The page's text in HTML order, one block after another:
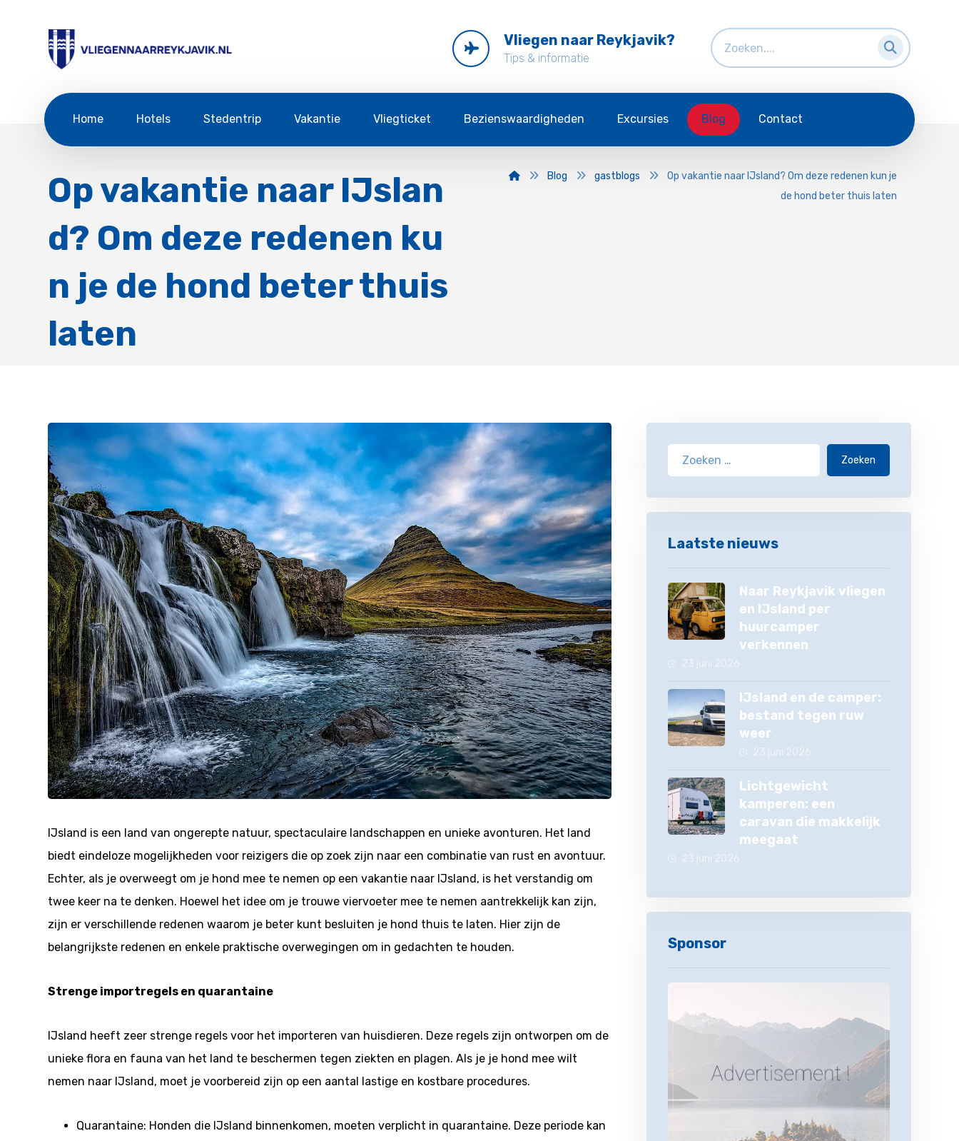
Vliegen naar Reykjavik?
Tips & informatie
Home Hotels Stedentrip Vakantie Vliegticket Bezienswaardigheden Excursies Blog Contact
Op vakantie naar IJslan
d? Om deze redenen ku
n je de hond beter thuis
laten
Blog gastblogs
Op vakantie naar IJsland? Om deze redenen kun je
de hond beter thuis laten
IJsland is een land van ongerepte natuur, spectaculaire landschappen en unieke avonturen. Het land
biedt eindeloze mogelijkheden voor reizigers die op zoek zijn naar een combinatie van rust en avontuur.
Echter, als je overweegt om je hond mee te nemen op een vakantie naar IJsland, is het verstandig om
twee keer na te denken. Hoewel het idee om je trouwe viervoeter mee te nemen aantrekkelijk kan zijn,
zijn er verschillende redenen waarom je beter kunt besluiten je hond thuis te laten. Hier zijn de
belangrijkste redenen en enkele praktische overwegingen om in gedachten te houden.
Strenge importregels en quarantaine
IJsland heeft zeer strenge regels voor het importeren van huisdieren. Deze regels zijn ontworpen om de
unieke flora en fauna van het land te beschermen tegen ziekten en plagen. Als je je hond mee wilt
nemen naar IJsland, moet je voorbereid zijn op een aantal lastige en kostbare procedures.
Quarantaine: Honden die IJsland binnenkomen, moeten verplicht in quarantaine. Deze periode kan
Zoeken
Laatste nieuws
Naar Reykjavik vliegen
en IJsland per
huurcamper
verkennen
IJsland en de camper:
bestand tegen ruw
weer
Lichtgewicht
kamperen: een
caravan die makkelijk
meegaat
Sponsor